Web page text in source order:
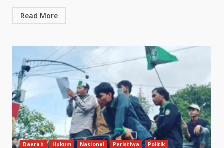
Read More
Daerah Hukum Nasional Peristiwa Politik